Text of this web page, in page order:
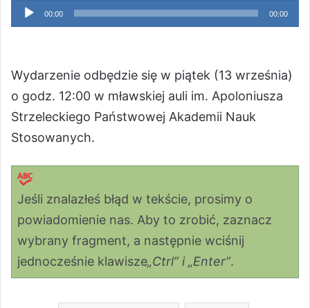
Odtwarzacz
plików
00:00 00:00
Wydarzenie odbędzie się w piątek (13 września)
o godz. 12:00 w mławskiej auli im. Apoloniusza
Strzeleckiego Państwowej Akademii Nauk
Stosowanych.
Jeśli znalazłeś błąd w tekście, prosimy o
powiadomienie nas. Aby to zrobić, zaznacz
wybrany fragment, a następnie wciśnij
jednocześnie klawisze„Ctrl” i „Enter”.